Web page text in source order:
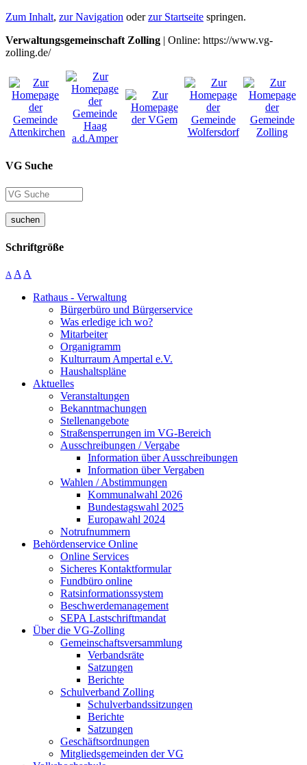
Zum Inhalt, zur Navigation oderzur Startseite springen.
Verwaltungsgemeinschaft Zolling | Online: https://www.vg-
zolling.de/
VG Suche
suchen
Schriftgröße
A A A
Rathaus - Verwaltung
Bürgerbüro und Bürgerservice
Was erledige ich wo?
Mitarbeiter
Organigramm
Kulturraum Ampertal e.V.
Haushaltspläne
Aktuelles
Veranstaltungen
Bekanntmachungen
Stellenangebote
Straßensperrungen im VG-Bereich
Ausschreibungen / Vergabe
Information über Ausschreibungen
Information über Vergaben
Wahlen / Abstimmungen
Kommunalwahl 2026
Bundestagswahl 2025
Europawahl 2024
Notrufnummern
Behördenservice Online
Online Services
Sicheres Kontaktformular
Fundbüro online
Ratsinformationssystem
Beschwerdemanagement
SEPA Lastschriftmandat
Über die VG-Zolling
Gemeinschaftsversammlung
Verbandsräte
Satzungen
Berichte
Schulverband Zolling
Schulverbandssitzungen
Berichte
Satzungen
Geschäftsordnungen
Mitgliedsgemeinden der VG